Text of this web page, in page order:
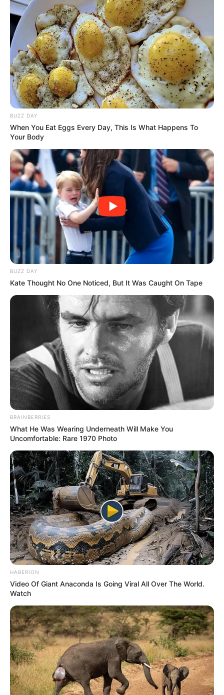
BUZZ DAY
When You Eat Eggs Every Day, This Is What Happens To
Your Body
BUZZ DAY
Kate Thought No One Noticed, But It Was Caught On Tape
BRAINBERRIES
What He Was Wearing Underneath Will Make You
Uncomfortable: Rare 1970 Photo
HABERION
Video Of Giant Anaconda Is Going Viral All Over The World.
Watch